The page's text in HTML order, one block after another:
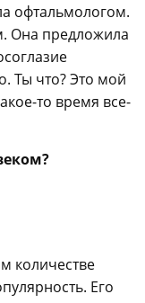
офтальмологом.
Она предложила
Ты что? Это мой
то время все-
количестве
Его